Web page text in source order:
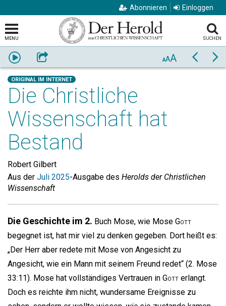
Abonnieren Einloggen
MENU SUCHEN
AnhörenWeiterempfehlen AAA Zurück
ORIGINAL IM INTERNET
Die Christliche
Wissenschaft hat
Bestand
Robert Gilbert
Aus der Juli 2025-Ausgabe des Herolds der Christlichen
Wissenschaft
Die Geschichte im 2. Buch Mose, wie Mose Gott
begegnet ist, hat mir viel zu denken gegeben. Dort heißt es:
„Der Herr aber redete mit Mose von Angesicht zu
Angesicht, wie ein Mann mit seinem Freund redet“ (2. Mose
33:11). Mose hat vollständiges Vertrauen in Gott erlangt.
Doch es reichte ihm nicht, wundersame Ereignisse zu